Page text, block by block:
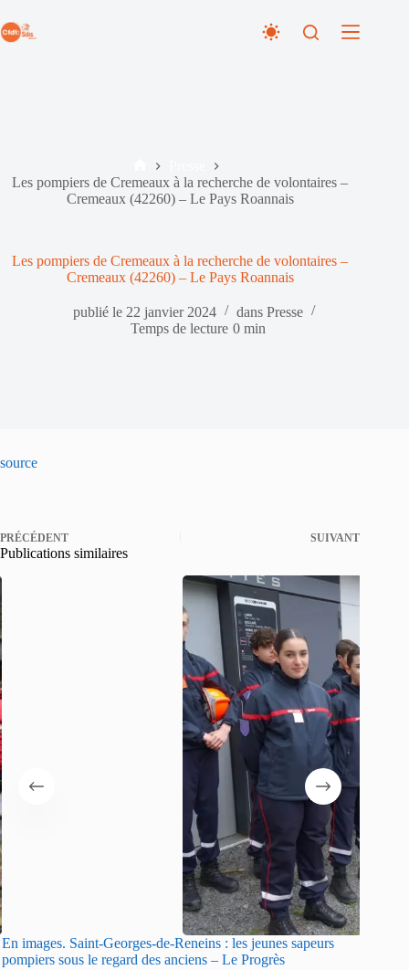
au
contenu
Accueil
Les pompiers de Cremeaux à la recherche de volontaires –
Cremeaux (42260) – Le Pays Roannais
Les pompiers de Cremeaux à la recherche de volontaires –
Cremeaux (42260) – Le Pays Roannais
publié le 22 janvier 2024 dans Presse
Temps de lecture 0 min
source
PRÉCÉDENT SUIVANT
Publications similaires
En images. Saint-Georges-de-Reneins : les jeunes sapeurs
pompiers sous le regard des anciens – Le Progrès